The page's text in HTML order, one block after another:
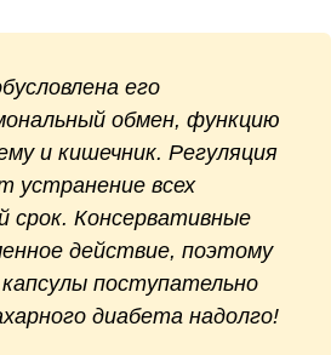
его
обмен, функцию
и кишечник. Регуляция
устранение всех
срок. Консервативные
действие, поэтому
поступательно
диабета надолго!